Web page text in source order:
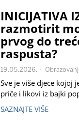
INICIJATIVA
razmotirit
prvog do
raspusta?
19.05.2026.
Sve je više djece kojoj
priče i likovi iz bajki
SAZNAJTE VIŠE